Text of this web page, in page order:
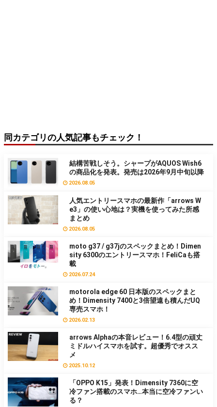
同カテゴリの人気記事もチェック！
結構苦戦しそう。シャープがAQUOS Wish6
の商品化を発表。発売は2026年9月中旬以降
2026.08.05
人気エントリースマホの最新作「arrows W
e3」の使い心地は？実機を使ってみた所感
まとめ
2026.08.05
moto g37 / g37jのスペックまとめ！Dimen
sity 6300のエントリースマホ！FeliCaも搭
載
2026.07.24
motorola edge 60 日本版のスペックまと
め！Dimensity 7400と3倍望遠も積んだUQ
専売スマホ！
2026.02.13
arrows Alphaの本音レビュー！6.4型の頑丈
ミドルハイスマホを試す。超優秀でオスス
メ
2025.10.12
「OPPO K15」発表！Dimensity 7360に空
冷ファン搭載のスマホ…本当に空冷ファンい
る？